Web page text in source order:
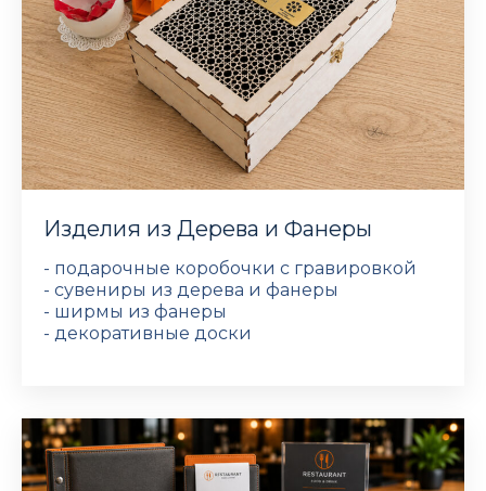
Изделия из Дерева и Фанеры
- подарочные коробочки с гравировкой
- сувениры из дерева и фанеры
- ширмы из фанеры
- декоративные доски